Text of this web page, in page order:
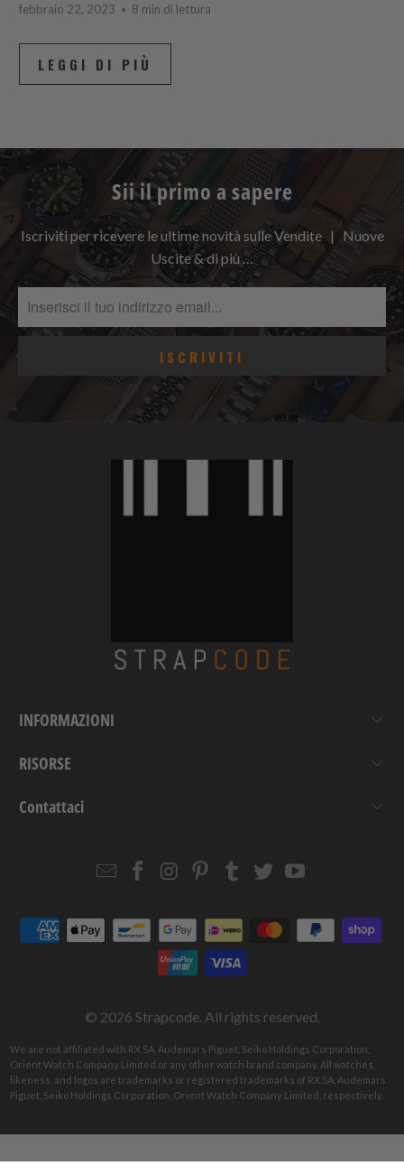
febbraio 22, 2023 8 min di lettura
LEGGI DI PIÙ
Sii il primo a sapere
Iscriviti per ricevere le ultime novità sulle Vendite | Nuove
Uscite & di più …
INFORMAZIONI
RISORSE
Contattaci
EmailStrapcode
Facebook
Strapcode
Instagram
Strapcode
Pinterest
Strapcode
Tumblr
Strapcode
TwitterYouTube
© 2026 Strapcode. All rights reserved.
We are not affiliated with RX SA, Audemars Piguet, Seiko Holdings Corporation,
Orient Watch Company Limited or any other watch brand company. All watches,
likeness, and logos are trademarks or registered trademarks of RX SA, Audemars
Piguet, Seiko Holdings Corporation, Orient Watch Company Limited, respectively.